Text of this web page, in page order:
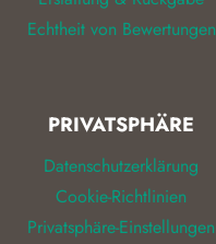
Echtheit von Bewertungen
PRIVATSPHÄRE
Datenschutzerklärung
Cookie-Richtlinien
Privatsphäre-Einstellungen